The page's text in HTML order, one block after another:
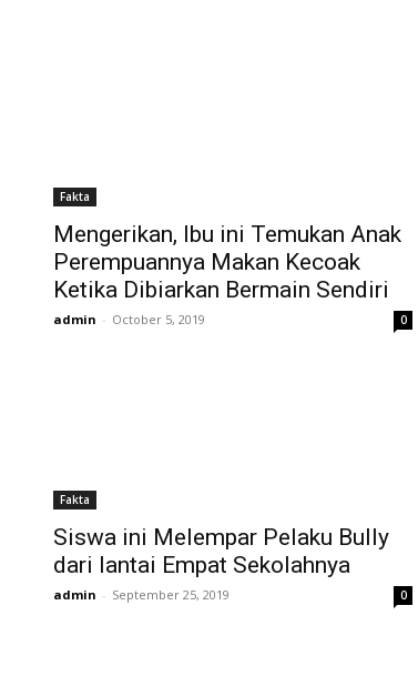
Fakta
Mengerikan, Ibu ini Temukan Anak
Perempuannya Makan Kecoak
Ketika Dibiarkan Bermain Sendiri
admin - October 5, 2019 0
Fakta
Siswa ini Melempar Pelaku Bully
dari lantai Empat Sekolahnya
admin - September 25, 2019 0